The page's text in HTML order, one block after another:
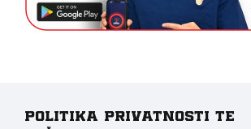
Politika privatnosti te